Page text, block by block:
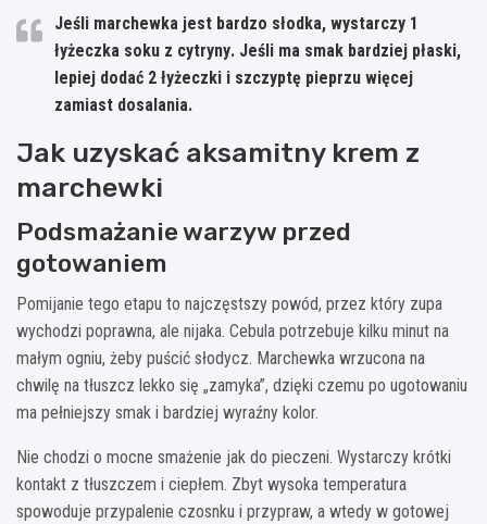
Jeśli marchewka jest bardzo słodka, wystarczy 1
łyżeczka soku z cytryny. Jeśli ma smak bardziej płaski,
lepiej dodać 2 łyżeczki i szczyptę pieprzu więcej
zamiast dosalania.
Jak uzyskać aksamitny krem z
marchewki
Podsmażanie warzyw przed
gotowaniem
Pomijanie tego etapu to najczęstszy powód, przez który zupa
wychodzi poprawna, ale nijaka. Cebula potrzebuje kilku minut na
małym ogniu, żeby puścić słodycz. Marchewka wrzucona na
chwilę na tłuszcz lekko się „zamyka”, dzięki czemu po ugotowaniu
ma pełniejszy smak i bardziej wyraźny kolor.
Nie chodzi o mocne smażenie jak do pieczeni. Wystarczy krótki
kontakt z tłuszczem i ciepłem. Zbyt wysoka temperatura
spowoduje przypalenie czosnku i przypraw, a wtedy w gotowej